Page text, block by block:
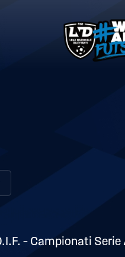
– Campionati